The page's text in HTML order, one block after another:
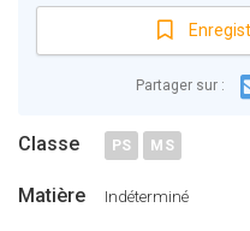
Classe PS MS
Matière Indéterminé
Partager sur :